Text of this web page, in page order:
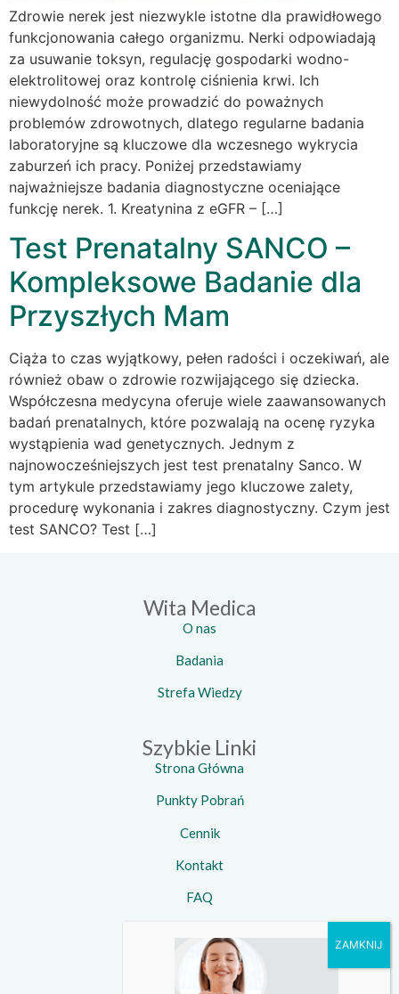
Zdrowie nerek jest niezwykle istotne dla prawidłowego
funkcjonowania całego organizmu. Nerki odpowiadają
za usuwanie toksyn, regulację gospodarki wodno-
elektrolitowej oraz kontrolę ciśnienia krwi. Ich
niewydolność może prowadzić do poważnych
problemów zdrowotnych, dlatego regularne badania
laboratoryjne są kluczowe dla wczesnego wykrycia
zaburzeń ich pracy. Poniżej przedstawiamy
najważniejsze badania diagnostyczne oceniające
funkcję nerek. 1. Kreatynina z eGFR – […]
Test Prenatalny SANCO –
Kompleksowe Badanie dla
Przyszłych Mam
Ciąża to czas wyjątkowy, pełen radości i oczekiwań, ale
również obaw o zdrowie rozwijającego się dziecka.
Współczesna medycyna oferuje wiele zaawansowanych
badań prenatalnych, które pozwalają na ocenę ryzyka
wystąpienia wad genetycznych. Jednym z
najnowocześniejszych jest test prenatalny Sanco. W
tym artykule przedstawiamy jego kluczowe zalety,
procedurę wykonania i zakres diagnostyczny. Czym jest
test SANCO? Test […]
Wita Medica
O nas
Badania
Strefa Wiedzy
Szybkie Linki
Strona Główna
Punkty Pobrań
Cennik
Kontakt
FAQ
Kontakt
734 924 924